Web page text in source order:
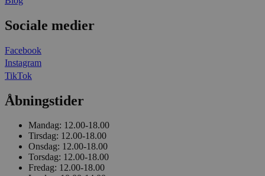
Sociale medier
Facebook
Instagram
TikTok
Åbningstider
Mandag: 12.00-18.00
Tirsdag: 12.00-18.00
Onsdag: 12.00-18.00
Torsdag: 12.00-18.00
Fredag: 12.00-18.00